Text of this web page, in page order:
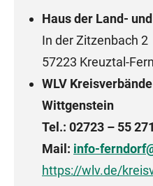
Haus der Land-
In der Zitzenbach 2
57223 Kreuztal-
WLV
Wittgenstein
Tel.: 02723 – 55
Mail: info-
https://wlv.de/